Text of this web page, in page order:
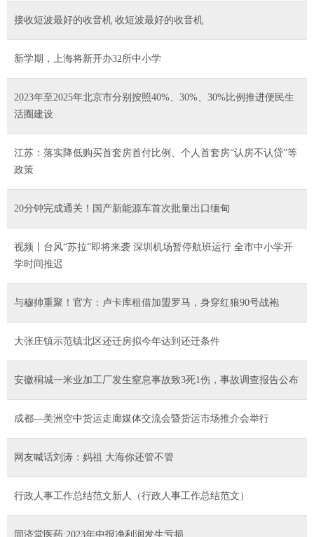
接收短波最好的收音机 收短波最好的收音机
新学期，上海将新开办32所中小学
2023年至2025年北京市分别按照40%、30%、30%比例推进便民生
活圈建设
江苏：落实降低购买首套房首付比例、个人首套房“认房不认贷”等
政策
20分钟完成通关！国产新能源车首次批量出口缅甸
视频丨台风“苏拉”即将来袭 深圳机场暂停航班运行 全市中小学开
学时间推迟
与穆帅重聚！官方：卢卡库租借加盟罗马，身穿红狼90号战袍
大张庄镇示范镇北区还迁房拟今年达到还迁条件
安徽桐城一米业加工厂发生窒息事故致3死1伤，事故调查报告公布
成都—美洲空中货运走廊媒体交流会暨货运市场推介会举行
网友喊话刘涛：妈祖 大海你还管不管
行政人事工作总结范文新人（行政人事工作总结范文）
同济堂医药:2023年中报净利润发生亏损